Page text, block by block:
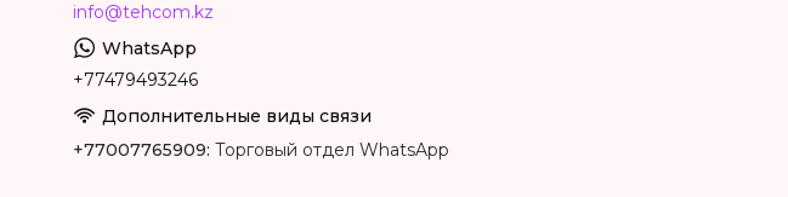
info@tehcom.kz
+77479493246
+77007765909 Торговый отдел WhatsApp